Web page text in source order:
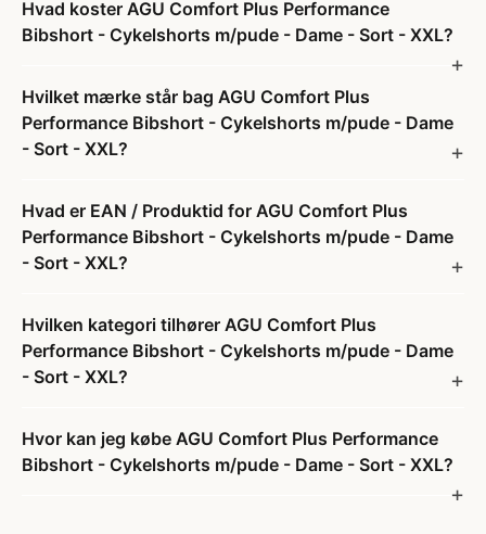
Hvad koster AGU Comfort Plus Performance
Bibshort - Cykelshorts m/pude - Dame - Sort - XXL?
Hvilket mærke står bag AGU Comfort Plus
Performance Bibshort - Cykelshorts m/pude - Dame
- Sort - XXL?
Hvad er EAN / Produktid for AGU Comfort Plus
Performance Bibshort - Cykelshorts m/pude - Dame
- Sort - XXL?
Hvilken kategori tilhører AGU Comfort Plus
Performance Bibshort - Cykelshorts m/pude - Dame
- Sort - XXL?
Hvor kan jeg købe AGU Comfort Plus Performance
Bibshort - Cykelshorts m/pude - Dame - Sort - XXL?